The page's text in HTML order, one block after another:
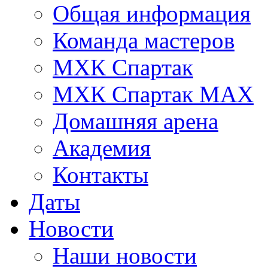
Общая информация
Команда мастеров
МХК Спартак
МХК Спартак МАХ
Домашняя арена
Академия
Контакты
Даты
Новости
Наши новости